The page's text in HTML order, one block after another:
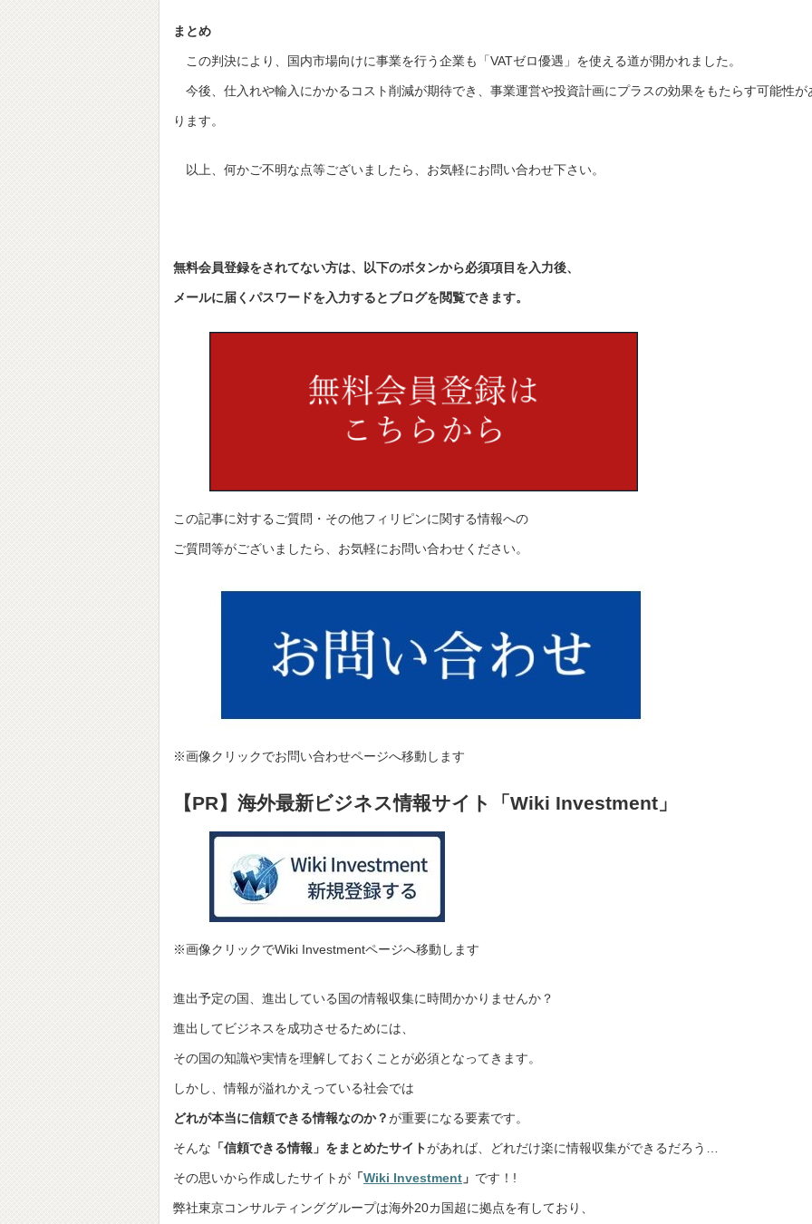
まとめ
この判決により、国内市場向けに事業を行う企業も「VATゼロ優遇」を使える道が開かれました。
今後、仕入れや輸入にかかるコスト削減が期待でき、事業運営や投資計画にプラスの効果をもたらす可能性が
ります。
以上、何かご不明な点等ございましたら、お気軽にお問い合わせ下さい。
無料会員登録をされてない方は、以下のボタンから必須項目を入力後、
メールに届くパスワードを入力するとブログを閲覧できます。
この記事に対するご質問・その他フィリピンに関する情報への
ご質問等がございましたら、お気軽にお問い合わせください。
※画像クリックでお問い合わせページへ移動します
【PR】海外最新ビジネス情報サイト「Wiki Investment」
※画像クリックでWiki Investmentページへ移動します
進出予定の国、進出している国の情報収集に時間かかりませんか？
進出してビジネスを成功させるためには、
その国の知識や実情を理解しておくことが必須となってきます。
しかし、情報が溢れかえっている社会では
どれが本当に信頼できる情報なのか？が重要になる要素です。
そんな 「信頼できる情報」をまとめたサイトがあれば、どれだけ楽に情報収集ができるだろう…
その思いから作成したサイトが 「Wiki Investment 」 です！!
弊社東京コンサルティンググループは海外20カ国超に拠点を有しており、